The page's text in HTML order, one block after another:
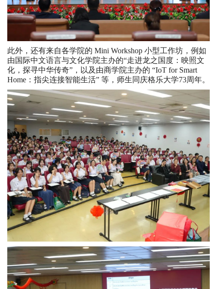
此外，还有来自各学院的 Mini Workshop 小型工作坊，例如
由国际中文语言与文化学院主办的“走进龙之国度：映照文
化，探寻中华传奇”，以及由商学院主办的 “IoT for Smart
Home：指尖连接智能生活” 等，师生同庆格乐大学73周年。